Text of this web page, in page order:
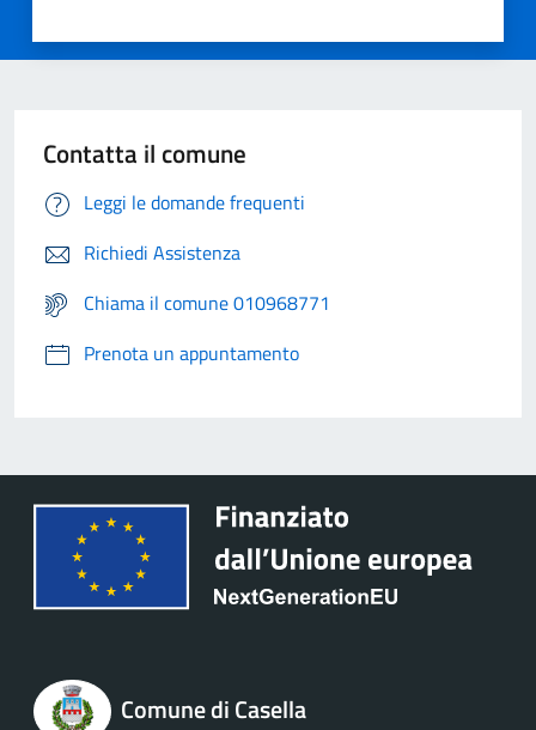
Contatta il comune
Leggi le domande frequenti
Richiedi Assistenza
Chiama il comune 010968771
Prenota un appuntamento
Comune di Casella